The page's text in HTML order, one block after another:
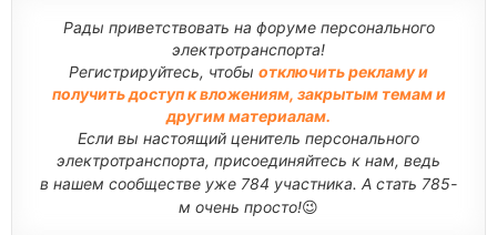
Рады приветствовать на форуме персонального
электротранспорта!
Регистрируйтесь, чтобы отключить рекламу и
получить доступ к вложениям, закрытым темам и
другим материалам.
Если вы настоящий ценитель персонального
электротранспорта, присоединяйтесь к нам, ведь
в нашем сообществе уже 784 участника. А стать 785-
м очень просто!😉